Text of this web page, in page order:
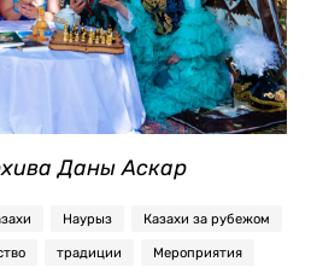
Даны Аскар
Наурыз Казахи за рубежом
традиции Мероприятия